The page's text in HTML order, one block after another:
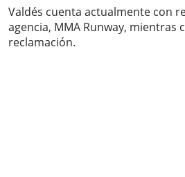
Valdés cuenta actualmente con
agencia, MMA Runway, mientras
reclamación.